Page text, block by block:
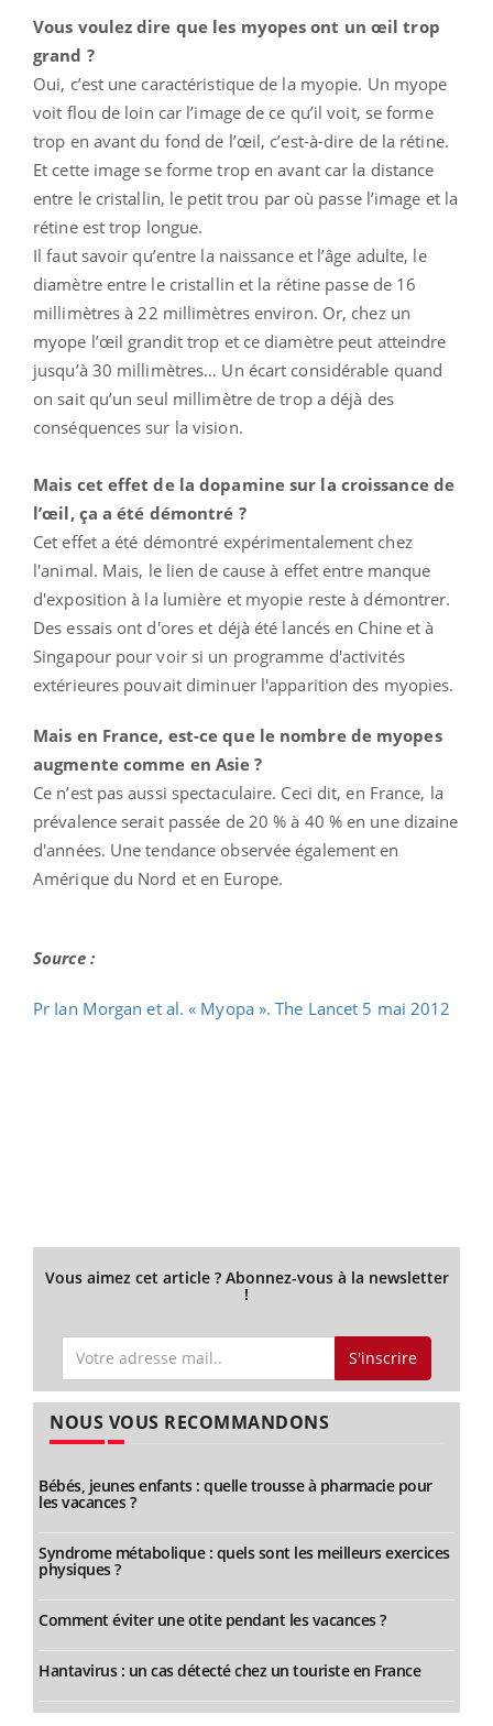
Vous voulez dire que les myopes ont un œil trop
grand ?
Oui, c’est une caractéristique de la myopie. Un myope
voit flou de loin car l’image de ce qu’il voit, se forme
trop en avant du fond de l’œil, c’est-à-dire de la rétine.
Et cette image se forme trop en avant car la distance
entre le cristallin, le petit trou par où passe l’image et la
rétine est trop longue.
Il faut savoir qu’entre la naissance et l’âge adulte, le
diamètre entre le cristallin et la rétine passe de 16
millimètres à 22 millimètres environ. Or, chez un
myope l’œil grandit trop et ce diamètre peut atteindre
jusqu’à 30 millimètres… Un écart considérable quand
on sait qu’un seul millimètre de trop a déjà des
conséquences sur la vision.
Mais cet effet de la dopamine sur la croissance de
l’œil, ça a été démontré ?
Cet effet a été démontré expérimentalement chez
l'animal. Mais, le lien de cause à effet entre manque
d'exposition à la lumière et myopie reste à démontrer.
Des essais ont d'ores et déjà été lancés en Chine et à
Singapour pour voir si un programme d'activités
extérieures pouvait diminuer l'apparition des myopies.
Mais en France, est-ce que le nombre de myopes
augmente comme en Asie ?
Ce n’est pas aussi spectaculaire. Ceci dit, en France, la
prévalence serait passée de 20 % à 40 % en une dizaine
d'années. Une tendance observée également en
Amérique du Nord et en Europe.
Source :
Pr Ian Morgan et al. « Myopa ». The Lancet 5 mai 2012
Vous aimez cet article ? Abonnez-vous à la newsletter
!
S'inscrire
NOUS VOUS RECOMMANDONS
Bébés, jeunes enfants : quelle trousse à pharmacie pour
les vacances ?
Syndrome métabolique : quels sont les meilleurs exercices
physiques ?
Comment éviter une otite pendant les vacances ?
Hantavirus : un cas détecté chez un touriste en France